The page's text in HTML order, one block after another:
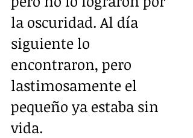
la oscuridad. Al día
siguiente lo
encontraron, pero
lastimosamente el
pequeño ya estaba sin
vida.